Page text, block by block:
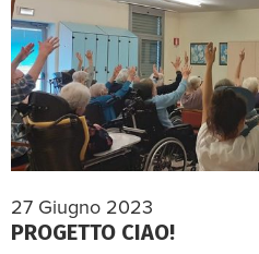
27 Giugno 2023
PROGETTO CIAO!